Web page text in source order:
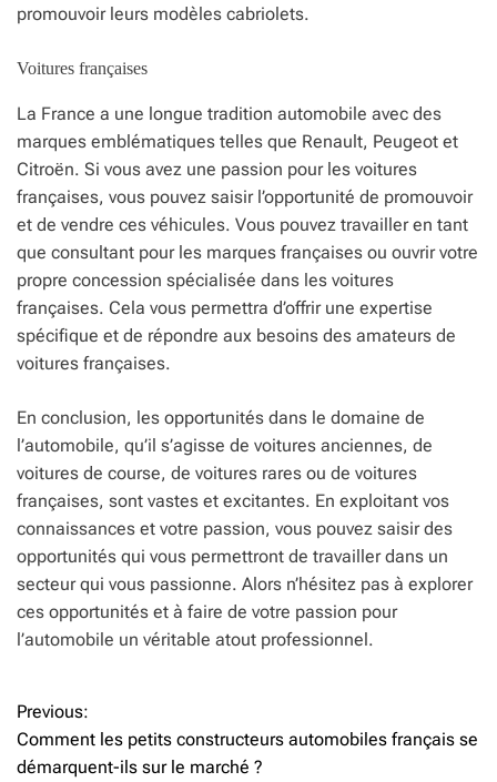
promouvoir leurs modèles cabriolets.
Voitures françaises
La France a une longue tradition automobile avec des
marques emblématiques telles que Renault, Peugeot et
Citroën. Si vous avez une passion pour les voitures
françaises, vous pouvez saisir l’opportunité de promouvoir
et de vendre ces véhicules. Vous pouvez travailler en tant
que consultant pour les marques françaises ou ouvrir votre
propre concession spécialisée dans les voitures
françaises. Cela vous permettra d’offrir une expertise
spécifique et de répondre aux besoins des amateurs de
voitures françaises.
En conclusion, les opportunités dans le domaine de
l’automobile, qu’il s’agisse de voitures anciennes, de
voitures de course, de voitures rares ou de voitures
françaises, sont vastes et excitantes. En exploitant vos
connaissances et votre passion, vous pouvez saisir des
opportunités qui vous permettront de travailler dans un
secteur qui vous passionne. Alors n’hésitez pas à explorer
ces opportunités et à faire de votre passion pour
l’automobile un véritable atout professionnel.
N
a
Previous:
Comment les petits constructeurs automobiles français se
démarquent-ils sur le marché ?